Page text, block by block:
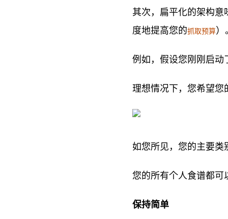
其次，扁平化的架构
度地提高您的抓取预算）
例如，假设您刚刚启动
理想情况下，您希望您
如您所见，您的主要类
您的所有个人食谱都可
保持简单